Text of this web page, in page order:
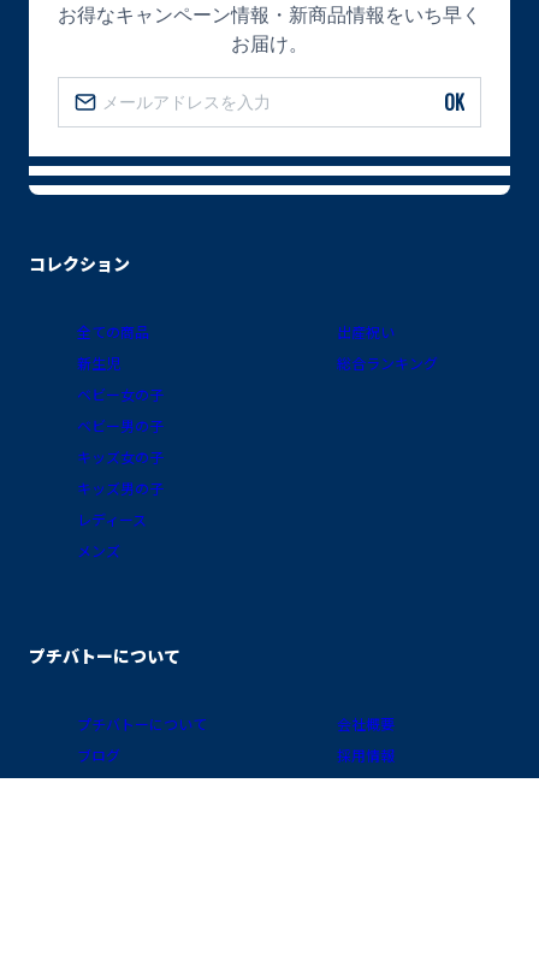
コレクション
全ての商品
新生児
ベビー女の子
ベビー男の子
キッズ女の子
キッズ男の子
レディース
メンズ
出産祝い
総合ランキング
プチバトーについて
プチバトーについて
ブログ
会社概要
採用情報
お得なキャンペーン情報・新商品情報をいち早く
お届け。
OK